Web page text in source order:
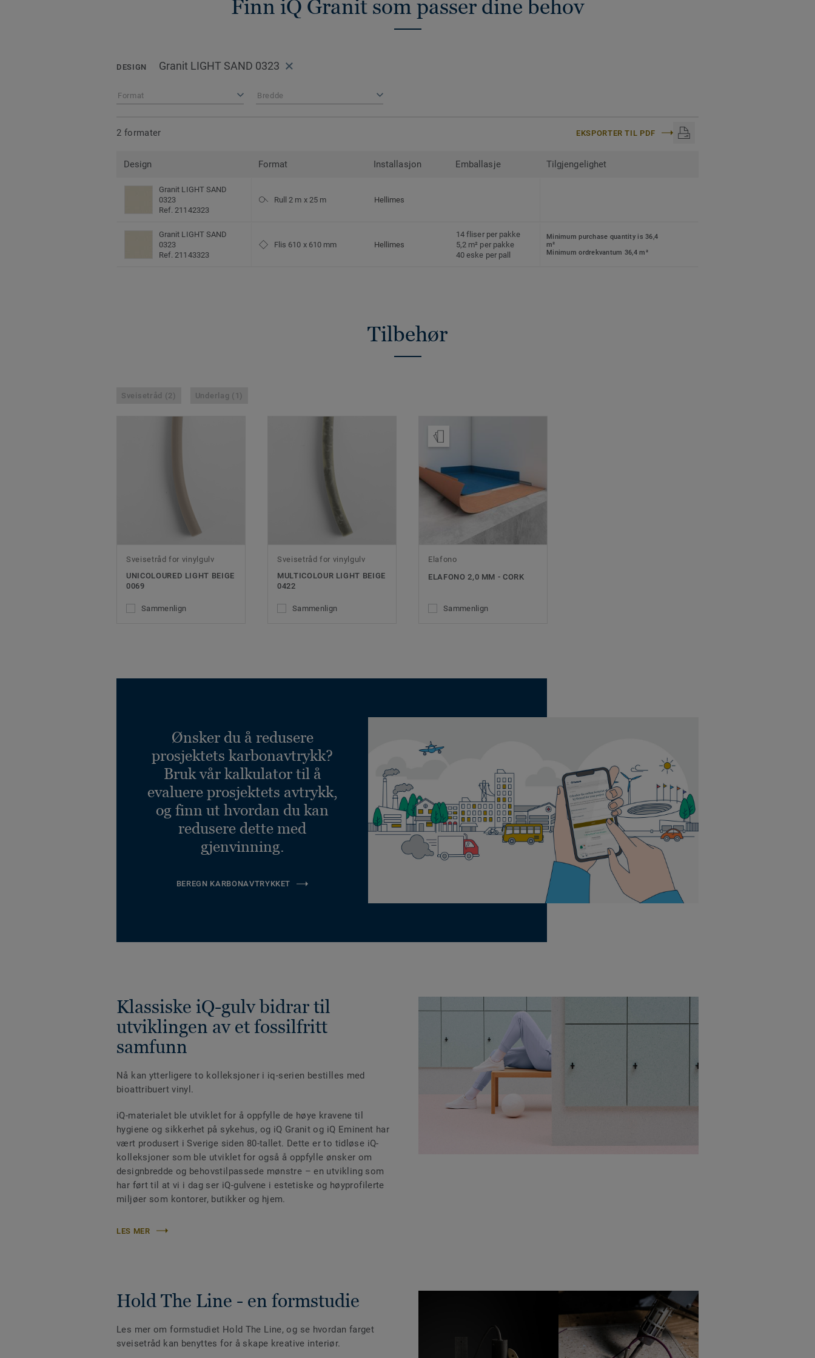
og butikker.
Kolleksjonen kan gjenvinnes og bli til råvare for nye gulv. Se alle
Finn iQ Granit som passer dine behov
DESIGN Granit LIGHT SAND 0323
Format Bredde
2 formater EKSPORTER TIL PDF
Design Format Installasjon Emballasje Tilgjengelighet
Granit LIGHT SAND
0323
Ref. 21142323
Rull 2 m x 25 m Hellimes
Granit LIGHT SAND
0323
Ref. 21143323
Flis 610 x 610 mm Hellimes
14 fliser per pakke
5,2 m² per pakke
40 eske per pall
Minimum purchase quantity is 36,4
m²
Minimum ordrekvantum 36,4 m²
Tilbehør
Sveisetråd (2) Underlag (1)
Sveisetråd for vinylgulv
UNICOLOURED LIGHT BEIGE
0069
Sammenlign
Sveisetråd for vinylgulv
MULTICOLOUR LIGHT BEIGE
0422
Sammenlign
Elafono
ELAFONO 2,0 MM - CORK
Sammenlign
Ønsker du å redusere
prosjektets karbonavtrykk?
Bruk vår kalkulator til å
evaluere prosjektets avtrykk,
og finn ut hvordan du kan
redusere dette med
gjenvinning.
BEREGN KARBONAVTRYKKET
Klassiske iQ-gulv bidrar til
utviklingen av et fossilfritt
samfunn
Nå kan ytterligere to kolleksjoner i iq-serien bestilles med
bioattribuert vinyl.
iQ-materialet ble utviklet for å oppfylle de høye kravene til
hygiene og sikkerhet på sykehus, og iQ Granit og iQ Eminent har
vært produsert i Sverige siden 80-tallet. Dette er to tidløse iQ-
kolleksjoner som ble utviklet for også å oppfylle ønsker om
designbredde og behovstilpassede mønstre – en utvikling som
har ført til at vi i dag ser iQ-gulvene i estetiske og høyprofilerte
miljøer som kontorer, butikker og hjem.
LES MER
Hold The Line - en formstudie
Les mer om formstudiet Hold The Line, og se hvordan farget
sveisetråd kan benyttes for å skape kreative interiør.